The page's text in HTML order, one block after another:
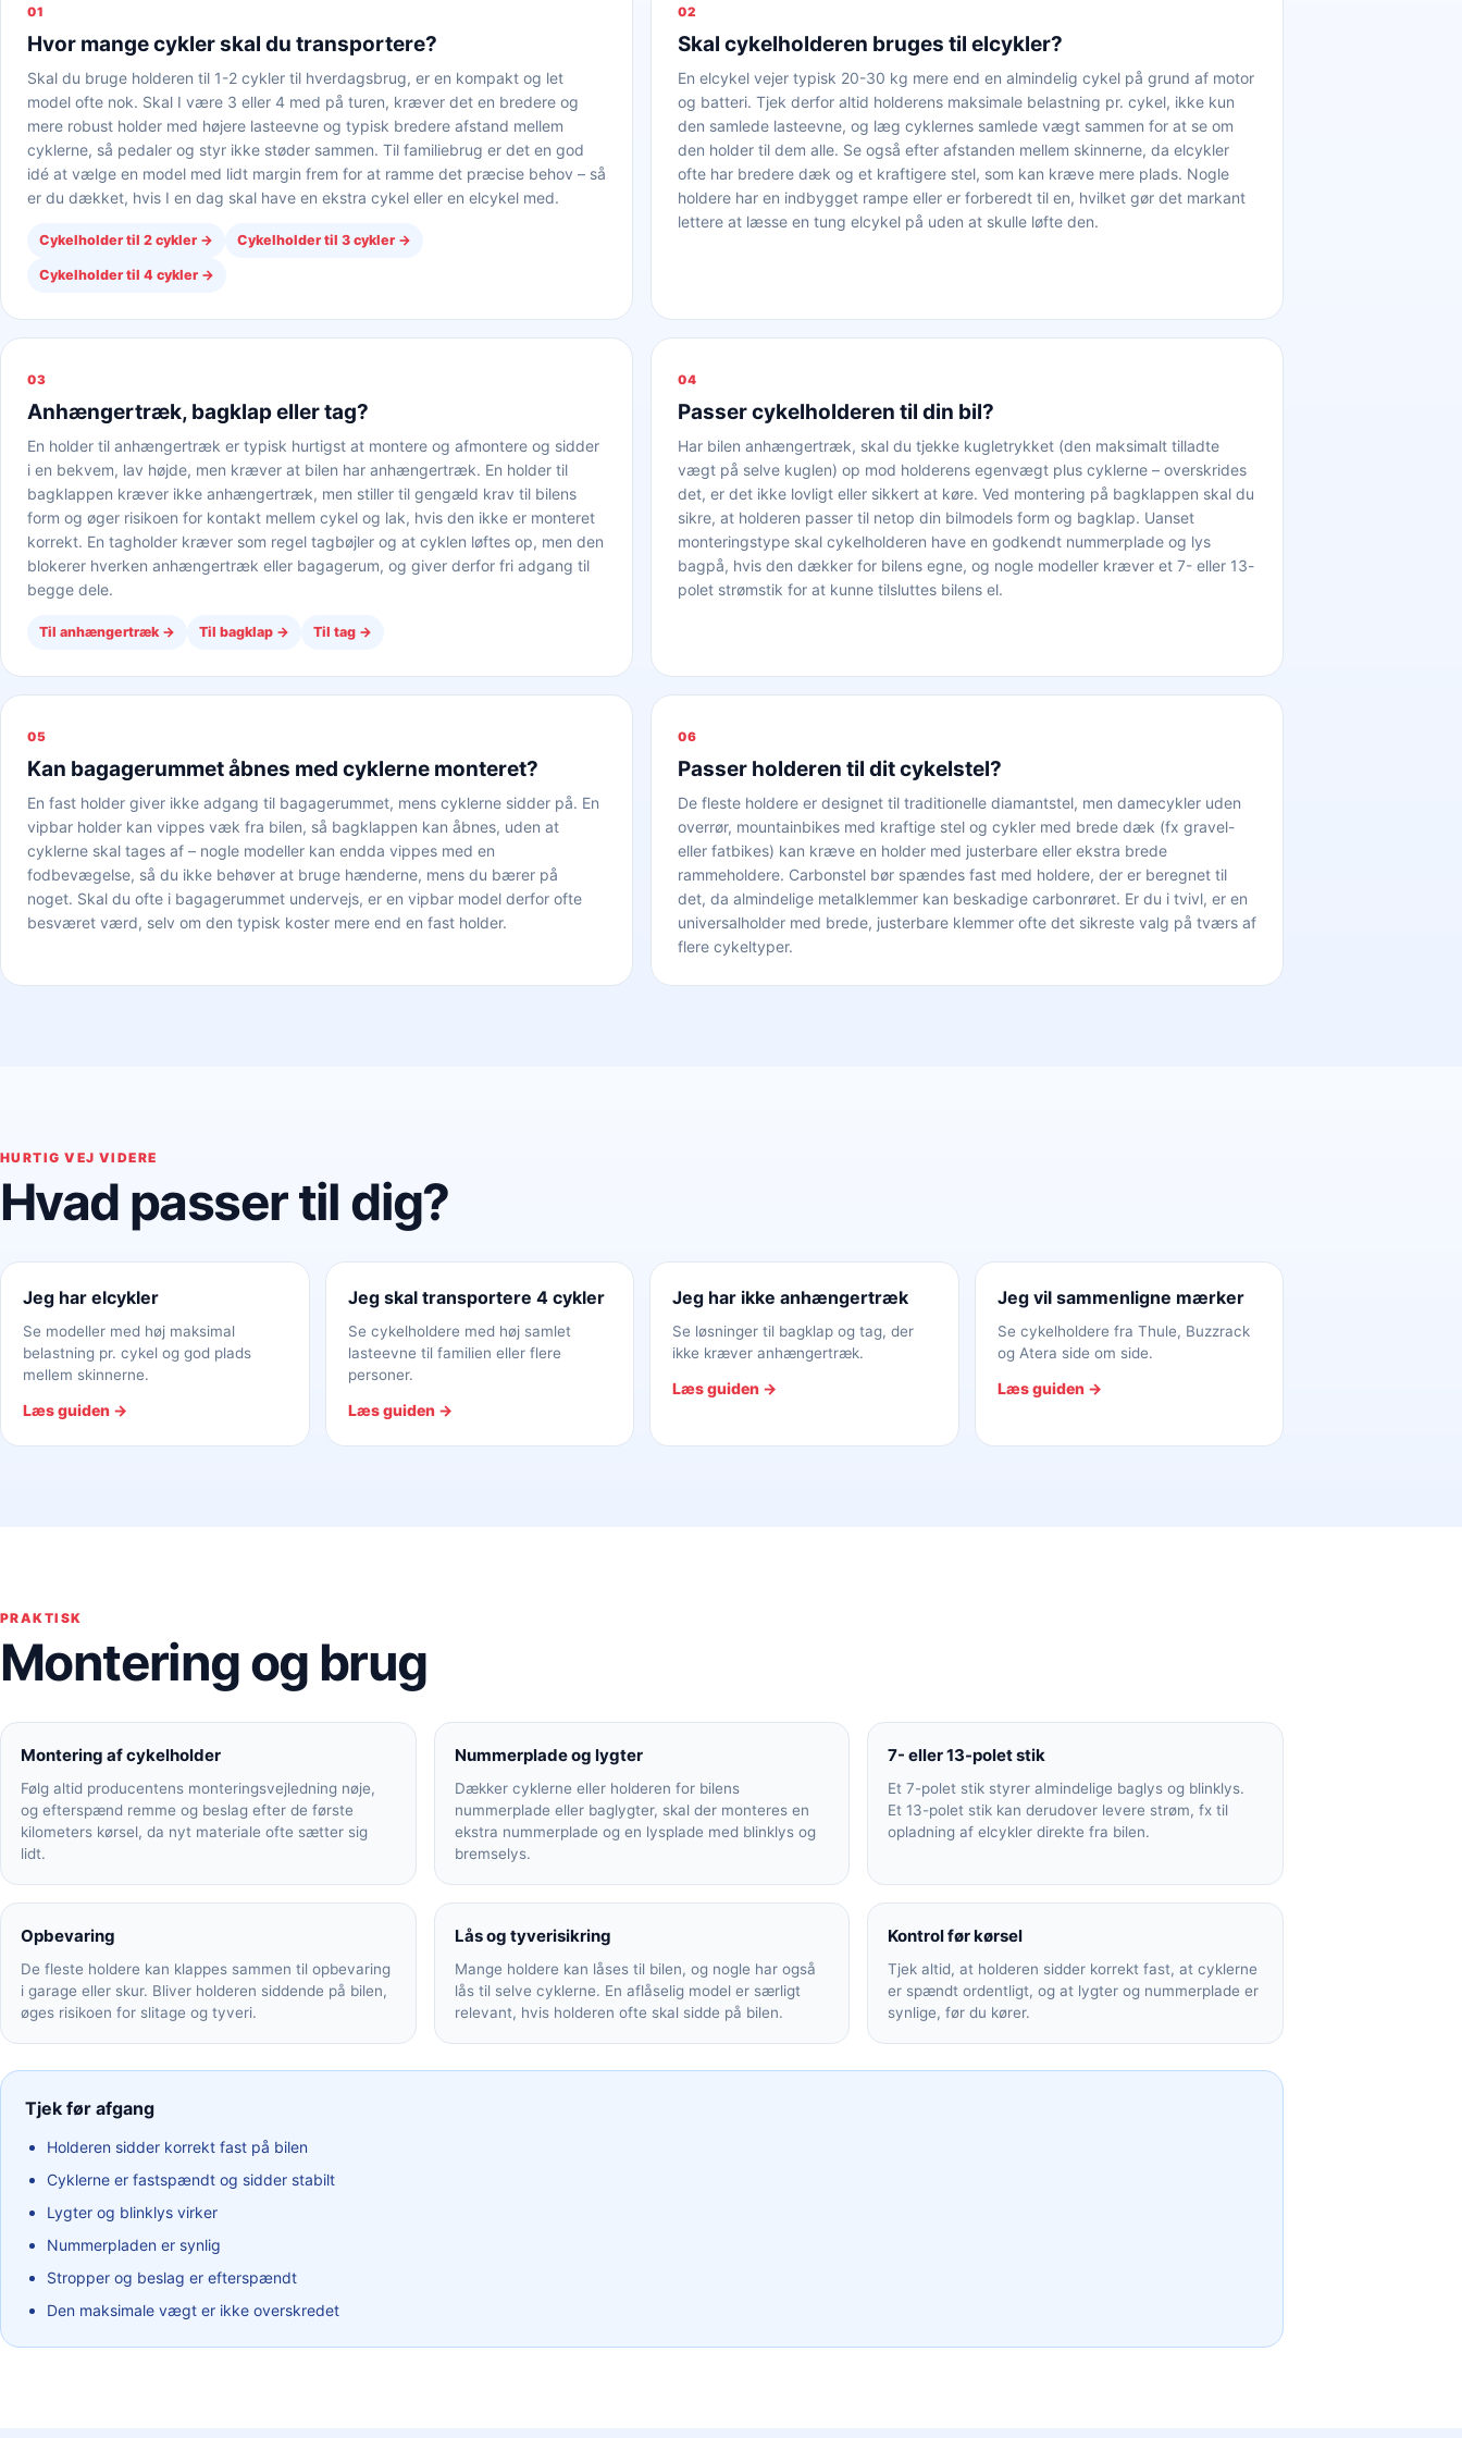
01
Hvor mange cykler skal du transportere?
Skal du bruge holderen til 1-2 cykler til hverdagsbrug, er en kompakt og let
model ofte nok. Skal I være 3 eller 4 med på turen, kræver det en bredere og
mere robust holder med højere lasteevne og typisk bredere afstand mellem
cyklerne, så pedaler og styr ikke støder sammen. Til familiebrug er det en god
idé at vælge en model med lidt margin frem for at ramme det præcise behov – så
er du dækket, hvis I en dag skal have en ekstra cykel eller en elcykel med.
Cykelholder til 2 cykler → Cykelholder til 3 cykler →
Cykelholder til 4 cykler →
02
Skal cykelholderen bruges til elcykler?
En elcykel vejer typisk 20-30 kg mere end en almindelig cykel på grund af motor
og batteri. Tjek derfor altid holderens maksimale belastning pr. cykel, ikke kun
den samlede lasteevne, og læg cyklernes samlede vægt sammen for at se om
den holder til dem alle. Se også efter afstanden mellem skinnerne, da elcykler
ofte har bredere dæk og et kraftigere stel, som kan kræve mere plads. Nogle
holdere har en indbygget rampe eller er forberedt til en, hvilket gør det markant
lettere at læsse en tung elcykel på uden at skulle løfte den.
03
Anhængertræk, bagklap eller tag?
En holder til anhængertræk er typisk hurtigst at montere og afmontere og sidder
i en bekvem, lav højde, men kræver at bilen har anhængertræk. En holder til
bagklappen kræver ikke anhængertræk, men stiller til gengæld krav til bilens
form og øger risikoen for kontakt mellem cykel og lak, hvis den ikke er monteret
korrekt. En tagholder kræver som regel tagbøjler og at cyklen løftes op, men den
blokerer hverken anhængertræk eller bagagerum, og giver derfor fri adgang til
begge dele.
Til anhængertræk→ Til bagklap → Til tag →
04
Passer cykelholderen til din bil?
Har bilen anhængertræk, skal du tjekke kugletrykket (den maksimalt tilladte
vægt på selve kuglen) op mod holderens egenvægt plus cyklerne – overskrides
det, er det ikke lovligt eller sikkert at køre. Ved montering på bagklappen skal du
sikre, at holderen passer til netop din bilmodels form og bagklap. Uanset
monteringstype skal cykelholderen have en godkendt nummerplade og lys
bagpå, hvis den dækker for bilens egne, og nogle modeller kræver et 7- eller 13-
polet strømstik for at kunne tilsluttes bilens el.
05
Kan bagagerummet åbnes med cyklerne monteret?
En fast holder giver ikke adgang til bagagerummet, mens cyklerne sidder på. En
vipbar holder kan vippes væk fra bilen, så bagklappen kan åbnes, uden at
cyklerne skal tages af – nogle modeller kan endda vippes med en
fodbevægelse, så du ikke behøver at bruge hænderne, mens du bærer på
noget. Skal du ofte i bagagerummet undervejs, er en vipbar model derfor ofte
besværet værd, selv om den typisk koster mere end en fast holder.
06
Passer holderen til dit cykelstel?
De fleste holdere er designet til traditionelle diamantstel, men damecykler uden
overrør, mountainbikes med kraftige stel og cykler med brede dæk (fx gravel-
eller fatbikes) kan kræve en holder med justerbare eller ekstra brede
rammeholdere. Carbonstel bør spændes fast med holdere, der er beregnet til
det, da almindelige metalklemmer kan beskadige carbonrøret. Er du i tvivl, er en
universalholder med brede, justerbare klemmer ofte det sikreste valg på tværs af
flere cykeltyper.
HURTIG VEJ VIDERE
Hvad passer til dig?
Jeg har elcykler
Se modeller med høj maksimal
belastning pr. cykel og god plads
mellem skinnerne.
Læs guiden →
Jeg skal transportere 4 cykler
Se cykelholdere med høj samlet
lasteevne til familien eller flere
personer.
Læs guiden →
Jeg har ikke anhængertræk
Se løsninger til bagklap og tag, der
ikke kræver anhængertræk.
Læs guiden →
Jeg vil sammenligne mærker
Se cykelholdere fra Thule, Buzzrack
og Atera side om side.
Læs guiden →
PRAKTISK
Montering og brug
Montering af cykelholder
Følg altid producentens monteringsvejledning nøje,
og efterspænd remme og beslag efter de første
kilometers kørsel, da nyt materiale ofte sætter sig
lidt.
Nummerplade og lygter
Dækker cyklerne eller holderen for bilens
nummerplade eller baglygter, skal der monteres en
ekstra nummerplade og en lysplade med blinklys og
bremselys.
7- eller 13-polet stik
Et 7-polet stik styrer almindelige baglys og blinklys.
Et 13-polet stik kan derudover levere strøm, fx til
opladning af elcykler direkte fra bilen.
Opbevaring
De fleste holdere kan klappes sammen til opbevaring
i garage eller skur. Bliver holderen siddende på bilen,
øges risikoen for slitage og tyveri.
Lås og tyverisikring
Mange holdere kan låses til bilen, og nogle har også
lås til selve cyklerne. En aflåselig model er særligt
relevant, hvis holderen ofte skal sidde på bilen.
Kontrol før kørsel
Tjek altid, at holderen sidder korrekt fast, at cyklerne
er spændt ordentligt, og at lygter og nummerplade er
synlige, før du kører.
Tjek før afgang
Holderen sidder korrekt fast på bilen
Cyklerne er fastspændt og sidder stabilt
Lygter og blinklys virker
Nummerpladen er synlig
Stropper og beslag er efterspændt
Den maksimale vægt er ikke overskredet